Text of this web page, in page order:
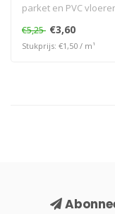
parket en PVC
€5,25 €3,60
Stukprijs: €1,50 / m¹